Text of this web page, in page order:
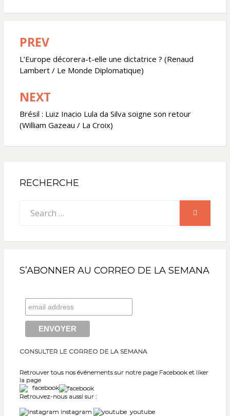
Navigation
de
l’article
PREV
L’Europe décorera-t-elle une dictatrice ? (Renaud
Lambert / Le Monde Diplomatique)
NEXT
Brésil : Luiz Inacio Lula da Silva soigne son retour
(William Gazeau / La Croix)
RECHERCHE
for:
SEARCH
S’ABONNER AU CORREO DE LA SEMANA
CONSULTER LE CORREO DE LA SEMANA
Retrouver tous nos événements sur notre page Facebook et liker
la page
facebook
Retrouvez-nous aussi sur :
instagram
youtube